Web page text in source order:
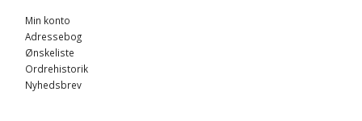
Min konto
Adressebog
Ønskeliste
Ordrehistorik
Nyhedsbrev